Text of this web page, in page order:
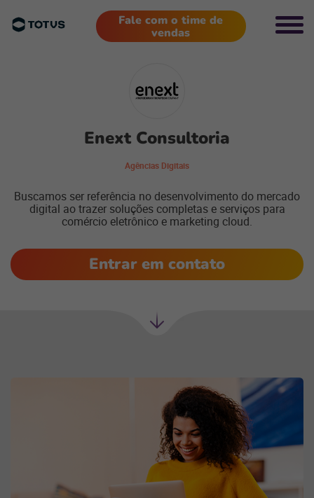
Fale com o time de
vendas
Enext Consultoria
Agências Digitais
Buscamos ser referência no desenvolvimento do mercado
digital ao trazer soluções completas e serviços para
comércio eletrônico e marketing cloud.
Entrar em contato